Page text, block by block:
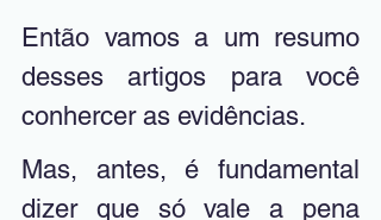
Então vamos a um resumo
desses artigos para você
conhercer as evidências.
Mas, antes, é fundamental
dizer que só vale a pena